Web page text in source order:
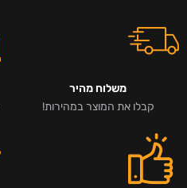
משלוח מהיר
קבלו את המוצר במהירות!